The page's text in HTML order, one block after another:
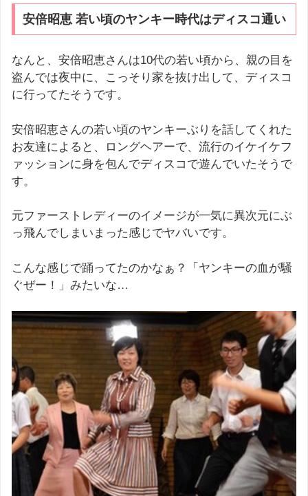
安倍昭恵 若い頃のヤンキー時代はディスコ通い
なんと、安倍昭恵さんは10代の若い頃から、親の目を
盗んでは夜中に、こっそり家を抜け出して、ディスコ
に行ってたそうです。
安倍昭恵さんの若い頃のヤンキーぶりを話してくれた
お友達によると、ロングヘアーで、流行のイケイケフ
ァッションに身を包んでディスコで遊んでいたそうで
す。
元ファーストレディーのイメージが一気に異次元にぶ
っ飛んでしまいまった感じでヤバいです。
こんな感じで踊ってたのかなぁ？「ヤンキーの血が騒
ぐぜー！」みたいな…